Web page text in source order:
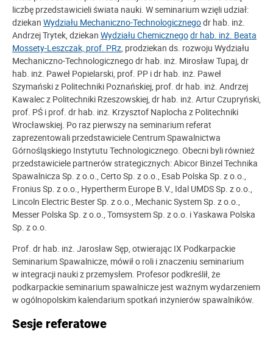
liczbę przedstawicieli świata nauki. W seminarium wzięli udział:
dziekan Wydziału Mechaniczno-Technologicznegodr hab. inż.
Andrzej Trytek, dziekan Wydziału Chemicznegodr hab. inż. Beata
Mossety-Leszczak, prof. PRz , prodziekan ds. rozwoju Wydziału
Mechaniczno-Technologicznego dr hab. inż. Mirosław Tupaj, dr
hab. inż. Paweł Popielarski, prof. PP i dr hab. inż. Paweł
Szymański z Politechniki Poznańskiej, prof. dr hab. inż. Andrzej
Kawalec z Politechniki Rzeszowskiej, dr hab. inż. Artur Czupryński,
prof. PŚ i prof. dr hab. inż. Krzysztof Naplocha z Politechniki
Wrocławskiej. Po raz pierwszy na seminarium referat
zaprezentowali przedstawiciele Centrum Spawalnictwa
Górnośląskiego Instytutu Technologicznego. Obecni byli również
przedstawiciele partnerów strategicznych: Abicor Binzel Technika
Spawalnicza Sp. z o.o., Certo Sp. z o.o., Esab Polska Sp. z o.o.,
Fronius Sp. z o.o., Hypertherm Europe B.V., Idal UMDS Sp. z o.o.,
Lincoln Electric Bester Sp. z o.o., Mechanic System Sp. z o.o.,
Messer Polska Sp. z o.o., Tomsystem Sp. z o.o. i Yaskawa Polska
Sp. z o.o.
Prof. dr hab. inż. Jarosław Sęp, otwierając IX Podkarpackie
Seminarium Spawalnicze, mówił o roli i znaczeniu seminarium
w integracji nauki z przemysłem. Profesor podkreślił, że
podkarpackie seminarium spawalnicze jest ważnym wydarzeniem
w ogólnopolskim kalendarium spotkań inżynierów spawalników.
Sesje referatowe